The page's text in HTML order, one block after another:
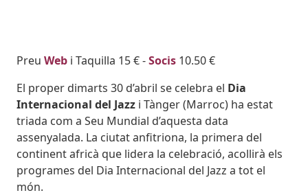
Body
Preu Web i Taquilla 15 € -Socis 10.50 €
El proper dimarts 30 d’abril se celebra el Dia
Internacional del Jazz i Tànger (Marroc) ha estat
triada com a Seu Mundial d’aquesta data
assenyalada. La ciutat anfitriona, la primera del
continent africà que lidera la celebració, acollirà els
programes del Dia Internacional del Jazz a tot el
món.